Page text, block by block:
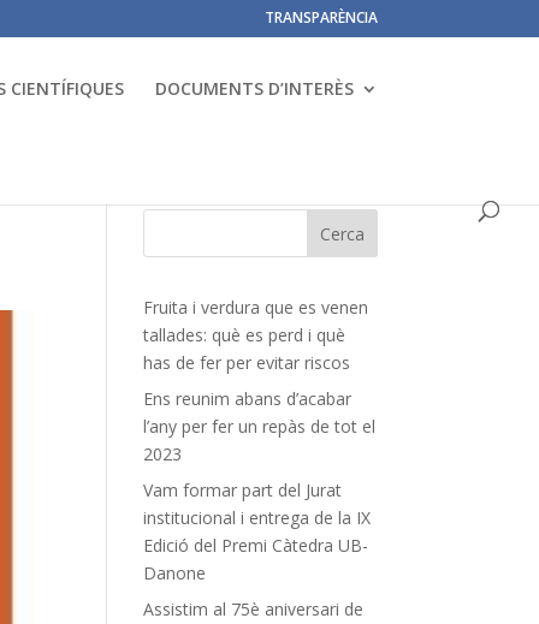
TRANSPARÈNCIA
CIENTÍFIQUES DOCUMENTS D’INTERÈS
Fruita i verdura que es venen
tallades: què es perd i què
has de fer per evitar riscos
Ens reunim abans d’acabar
l’any per fer un repàs de tot el
2023
Vam formar part del Jurat
institucional i entrega de la IX
Edició del Premi Càtedra UB-
Danone
Assistim al 75è aniversari de